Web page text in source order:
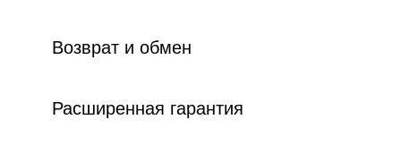
Возврат и обмен
Расширенная гарантия